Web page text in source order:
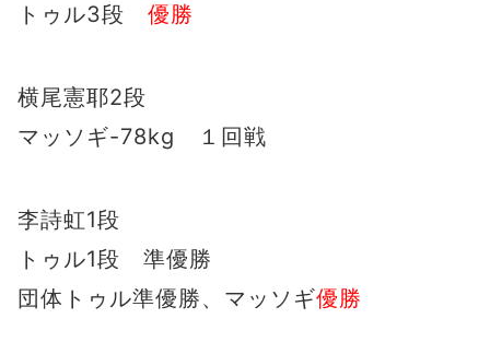
トゥル3段 優勝
横尾憲耶2段
マッソギ-78kg １回戦
李詩虹1段
トゥル1段 準優勝
団体トゥル準優勝、マッソギ優勝